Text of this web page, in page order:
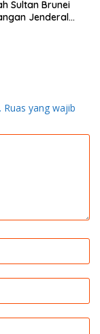
Sultan Brunei
Jenderal
Ruas yang wajib